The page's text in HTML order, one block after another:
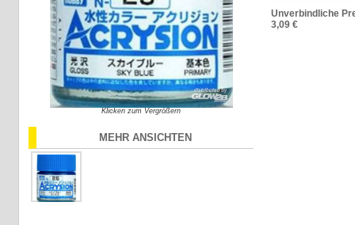
Klicken zum Vergrößern
MEHR ANSICHTEN
Unverbindliche
3,09 €